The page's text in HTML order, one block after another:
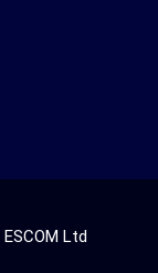
ESCOM Ltd